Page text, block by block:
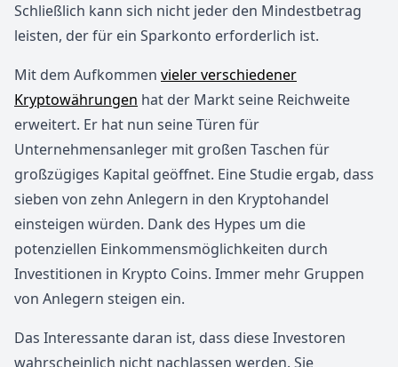
Schließlich kann sich nicht jeder den Mindestbetrag
leisten, der für ein Sparkonto erforderlich ist.
Mit dem Aufkommen vieler verschiedener
Kryptowährungen hat der Markt seine Reichweite
erweitert. Er hat nun seine Türen für
Unternehmensanleger mit großen Taschen für
großzügiges Kapital geöffnet. Eine Studie ergab, dass
sieben von zehn Anlegern in den Kryptohandel
einsteigen würden. Dank des Hypes um die
potenziellen Einkommensmöglichkeiten durch
Investitionen in Krypto Coins. Immer mehr Gruppen
von Anlegern steigen ein.
Das Interessante daran ist, dass diese Investoren
wahrscheinlich nicht nachlassen werden. Sie